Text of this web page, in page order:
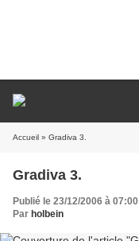
Accueil » Gradiva 3.
Gradiva 3.
Publié le 23/12/2006 à 07:00
Par holbein